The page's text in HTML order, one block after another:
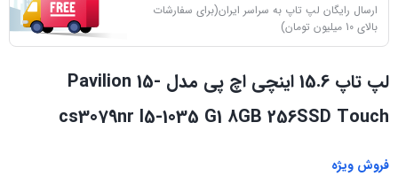
ارسال رایگان لپ تاپ به سراسر ایران(برای سفارشات
بالای 10 میلیون تومان)
لپ تاپ 15.6 اینچی اچ پی مدل Pavilion 15-
cs3079nr I5-1035 G1 8GB 256SSD Touch
فروش ویژه